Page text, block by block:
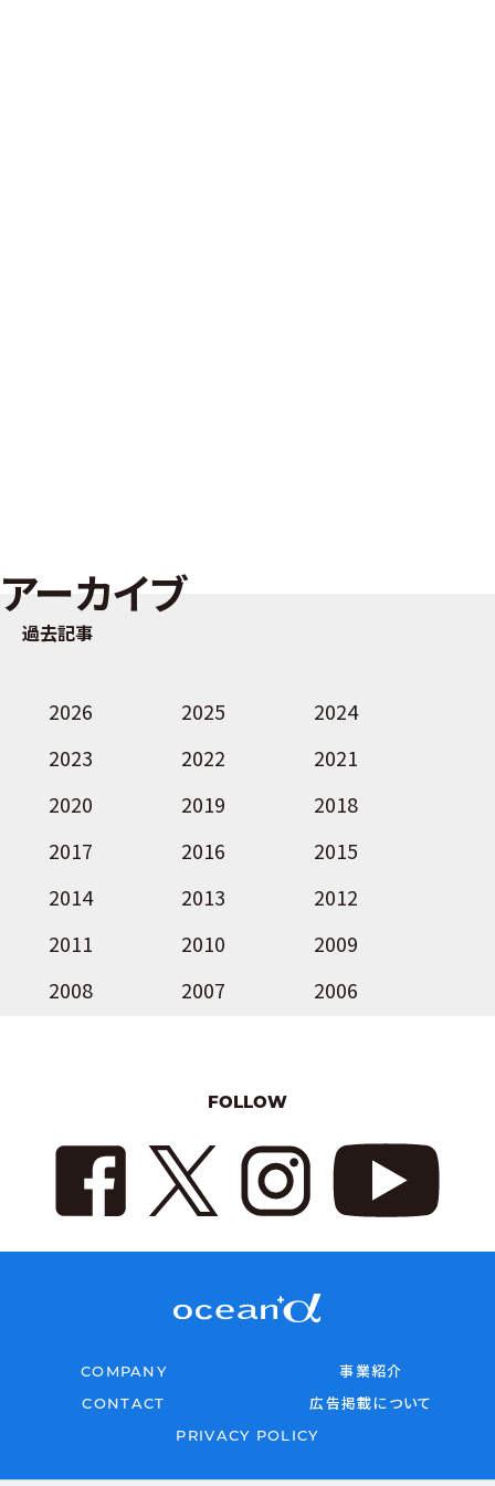
アーカイブ
過去記事
2026 2025
2024
2023
2022
2021
2020
2019
2018
2017
2016
2015
2014
2013
2012
2011
2010
2009
2008
2007 2006
FOLLOW
COMPANY
事業紹介
CONTACT
広告掲載について
PRIVACY POLICY